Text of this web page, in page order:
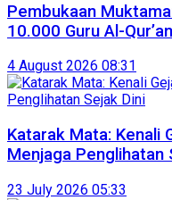
Pembukaan
10.000 Guru Al-Qur’an
4 August 2026 08:31
Katarak Mata: Kenali
Menjaga Penglihatan
23 July 2026 05:33